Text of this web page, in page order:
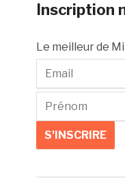
Inscription
Le meilleur de